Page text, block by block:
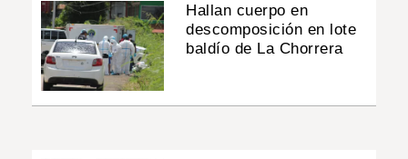
Hallan cuerpo en
descomposición en lote
baldío de La Chorrera